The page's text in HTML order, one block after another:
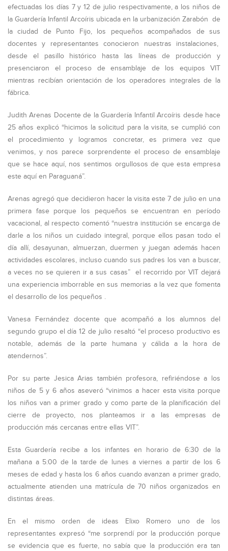
efectuadas los días 7 y 12 de julio respectivamente, a los niños de
la Guardería Infantil Arcoíris ubicada en la urbanización Zarabón de
la ciudad de Punto Fijo, los pequeños acompañados de sus
docentes y representantes conocieron nuestras instalaciones,
desde el pasillo histórico hasta las líneas de producción y
presenciaron el proceso de ensamblaje de los equipos VIT
mientras recibían orientación de los operadores integrales de la
fábrica.
Judith Arenas Docente de la Guardería Infantil Arcoíris desde hace
25 años explicó “hicimos la solicitud para la visita, se cumplió con
el procedimiento y logramos concretar, es primera vez que
venimos, y nos parece sorprendente el proceso de ensamblaje
que se hace aquí, nos sentimos orgullosos de que esta empresa
este aquí en Paraguaná”.
Arenas agregó que decidieron hacer la visita este 7 de julio en una
primera fase porque los pequeños se encuentran en período
vacacional, al respecto comentó “nuestra institución se encarga de
darle a los niños un cuidado integral, porque ellos pasan todo el
día allí, desayunan, almuerzan, duermen y juegan además hacen
actividades escolares, incluso cuando sus padres los van a buscar,
a veces no se quieren ir a sus casas” el recorrido por VIT dejará
una experiencia imborrable en sus memorias a la vez que fomenta
el desarrollo de los pequeños .
Vanesa Fernández docente que acompañó a los alumnos del
segundo grupo el día 12 de julio resaltó “el proceso productivo es
notable, además de la parte humana y cálida a la hora de
atendernos”.
Por su parte Jesica Arias también profesora, refiriéndose a los
niños de 5 y 6 años aseveró “vinimos a hacer esta visita porque
los niños van a primer grado y como parte de la planificación del
cierre de proyecto, nos planteamos ir a las empresas de
producción más cercanas entre ellas VIT”.
Esta Guardería recibe a los infantes en horario de 6:30 de la
mañana a 5:00 de la tarde de lunes a viernes a partir de los 6
meses de edad y hasta los 6 años cuando avanzan a primer grado,
actualmente atienden una matrícula de 70 niños organizados en
distintas áreas.
En el mismo orden de ideas Elixo Romero uno de los
representantes expresó “me sorprendí por la producción porque
se evidencia que es fuerte, no sabía que la producción era tan